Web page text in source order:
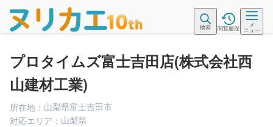
検索 閲覧履歴
メ
ニュー
プロタイムズ富士吉田店(株式会社西
山建材工業)
所在地： 山梨県富士吉田市
対応エリア： 山梨県